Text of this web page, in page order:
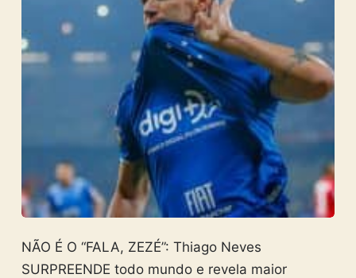
NÃO É O “FALA, ZEZÉ”: Thiago Neves
SURPREENDE todo mundo e revela maior